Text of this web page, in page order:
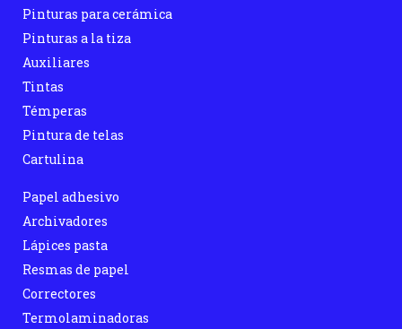
Pinturas para cerámica
Pinturas a la tiza
Auxiliares
Tintas
Témperas
Pintura de telas
Cartulina
Papel adhesivo
Archivadores
Lápices pasta
Resmas de papel
Correctores
Termolaminadoras